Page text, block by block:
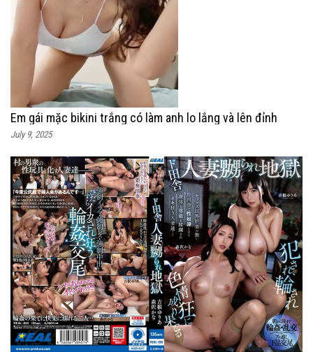
Em gái mặc bikini trắng có làm anh lo lắng và lên đỉnh
July 9, 2025